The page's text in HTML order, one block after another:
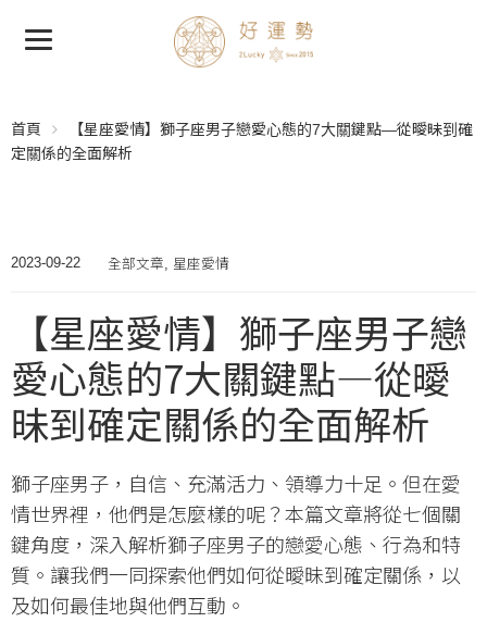
首頁
【星座愛情】獅子座男子戀愛心態的7大關鍵點—從曖昧到確
定關係的全面解析
2023-09-22 全部文章, 星座愛情
【星座愛情】獅子座男子戀
愛心態的7大關鍵點—從曖
昧到確定關係的全面解析
獅子座男子，自信、充滿活力、領導力十足。但在愛
情世界裡，他們是怎麼樣的呢？本篇文章將從七個關
鍵角度，深入解析獅子座男子的戀愛心態、行為和特
質。讓我們一同探索他們如何從曖昧到確定關係，以
及如何最佳地與他們互動。